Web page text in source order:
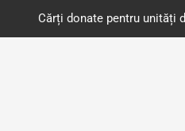
pentru unități de învățământ